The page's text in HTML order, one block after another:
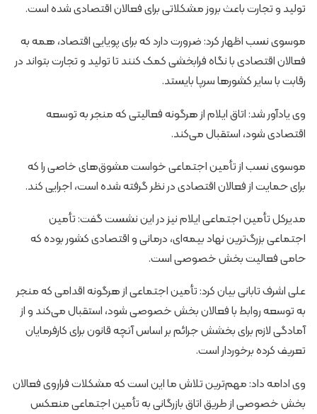
تولید و تجارت باعث بروز مشکلاتی برای فعالان اقتصادی شده است.
موسوی نسب اظهار کرد: ضرورت دارد که برای پویایی اقتصاد، همه به
فعالان اقتصادی با نگاه فرابخشی کمک کنند تا تولید و تجارت بتواند در
رقابت با سایر کشورها سرپا بایستد.
وی یادآور شد: اتاق ایلام از هرگونه فعالیتی که منجر به توسعه
اقتصادی شود، استقبال می‌کند.
موسوی نسب از تأمین اجتماعی خواست مشوق‌های خاصی را که
برای حمایت از فعالان اقتصادی در نظر گرفته شده است، اجرایی کند.
مدیرکل تأمین اجتماعی ایلام نیز در این نشست گفت: تأمین
اجتماعی بزرگ‌ترین نهاد بیمه‌ای، درمانی و اقتصادی کشور بوده که
حامی فعالیت بخش خصوصی است.
علی اشرف تابانی بیان کرد: تأمین اجتماعی از هرگونه اقدامی که منجر
به توسعه روابط با فعالان بخش خصوصی شود، استقبال می‌کند و از
آمادگی لازم برای بخشش جرائم بر اساس آنچه قانون برای کارفرمایان
تعریف کرده برخوردار است.
وی ادامه داد: مهم‌ترین تلاش ما این است که مشکلات فراروی فعالان
بخش خصوصی از طریق اتاق بازرگانی به تأمین اجتماعی منعکس